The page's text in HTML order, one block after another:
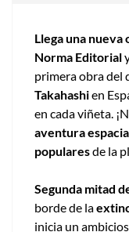
Llega una nueva
Norma Editorial
primera obra del
Takahashien
en cada viñeta.
aventura
popularesde la
Segunda mitad
borde de la
inicia un